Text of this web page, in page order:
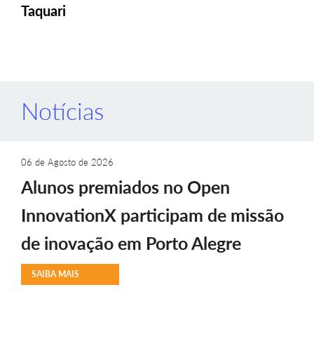
Taquari
Notícias
06 de Agosto de 2026
Alunos premiados no Open
InnovationX participam de missão
de inovação em Porto Alegre
SAIBA MAIS